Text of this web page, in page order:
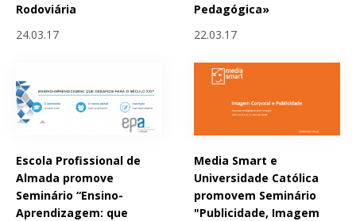
Rodoviária
24.03.17
Pedagógica»
22.03.17
Escola Profissional de
Almada promove
Seminário “Ensino-
Aprendizagem: que
Media Smart e
Universidade Católica
promovem Seminário
"Publicidade, Imagem